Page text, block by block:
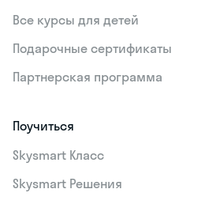
Все курсы для детей
Подарочные сертификаты
Партнерская программа
Поучиться
Skysmart Класс
Skysmart Решения